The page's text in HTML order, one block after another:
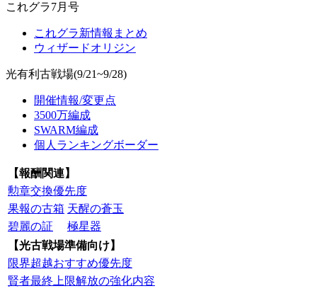
これグラ7月号
これグラ新情報まとめ
ウィザードオリジン
光有利古戦場(9/21~9/28)
開催情報/変更点
3500万編成
SWARM編成
個人ランキングボーダー
【報酬関連】
勲章交換優先度
果報の古箱 天醒の蒼玉
碧麗の証
極星器
【光古戦場準備向け】
限界超越おすすめ優先度
賢者最終上限解放の強化内容